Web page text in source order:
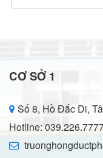
CƠ SỞ 1
Số 8, Hồ Đắc Di,
Hotline: